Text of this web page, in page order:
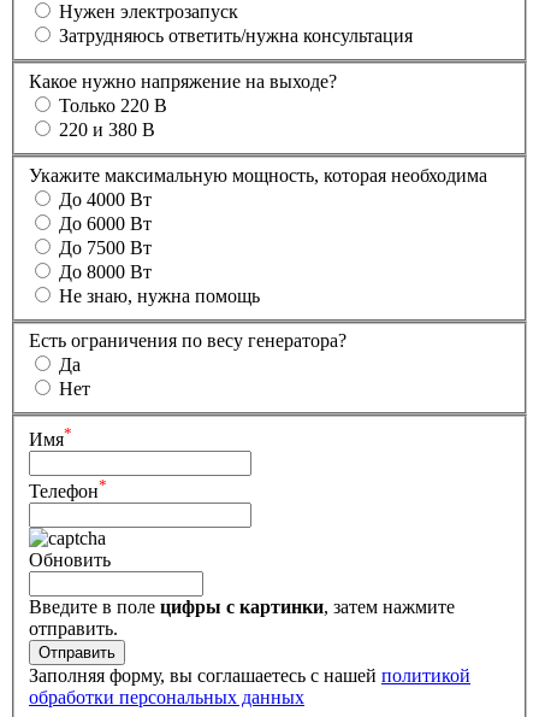
Нужен электрозапуск
Затрудняюсь ответить/нужна консультация
Какое нужно напряжение на выходе?
Только 220 В
220 и 380 В
Укажите максимальную мощность, которая необходима
До 4000 Вт
До 6000 Вт
До 7500 Вт
До 8000 Вт
Не знаю, нужна помощь
Есть ограничения по весу генератора?
Да
Нет
Имя*
Телефон*
Обновить
Введите в поле цифры c картинки, затем нажмите
отправить.
Заполняя форму, вы соглашаетесь с нашей политикой
обработки персональных данных